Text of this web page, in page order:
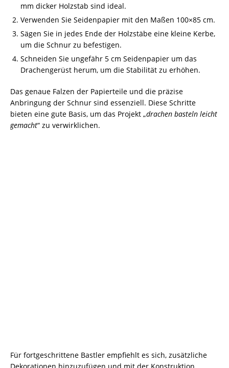
mm dicker Holzstab sind ideal.
Verwenden Sie Seidenpapier mit den Maßen 100×85 cm.
Sägen Sie in jedes Ende der Holzstäbe eine kleine Kerbe,
um die Schnur zu befestigen.
Schneiden Sie ungefähr 5 cm Seidenpapier um das
Drachengerüst herum, um die Stabilität zu erhöhen.
Das genaue Falzen der Papierteile und die präzise
Anbringung der Schnur sind essenziell. Diese Schritte
bieten eine gute Basis, um das Projekt „drachen basteln leicht
gemacht“ zu verwirklichen.
Für fortgeschrittene Bastler empfiehlt es sich, zusätzliche